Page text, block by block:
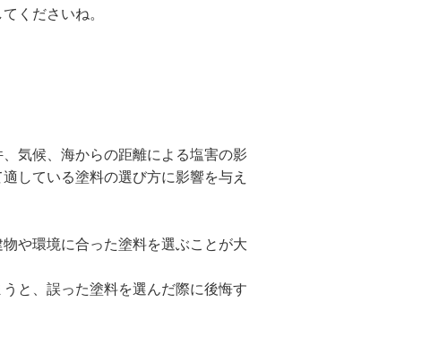
くださいね。
気候、海からの距離による塩害の影
している塗料の選び方に影響を与え
や環境に合った塗料を選ぶことが大
と、誤った塗料を選んだ際に後悔す